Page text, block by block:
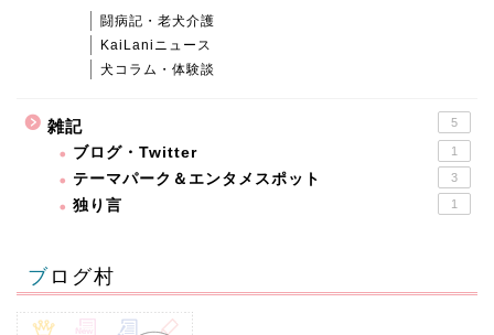
闘病記・老犬介護
KaiLaniニュース
犬コラム・体験談
雑記 5
ブログ・Twitter 1
テーマパーク＆エンタメスポット 3
独り言 1
ブログ村